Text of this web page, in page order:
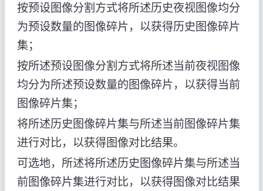
按预设图像分割方式将所述历史夜视图像均分
为预设数量的图像碎片，以获得历史图像碎片
集；
按所述预设图像分割方式将所述当前夜视图像
均分为所述预设数量的图像碎片，以获得当前
图像碎片集；
将所述历史图像碎片集与所述当前图像碎片集
进行对比，以获得图像对比结果。
可选地，所述将所述历史图像碎片集与所述当
前图像碎片集进行对比，以获得图像对比结果